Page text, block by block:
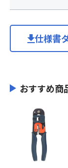
仕様書
おすすめ商